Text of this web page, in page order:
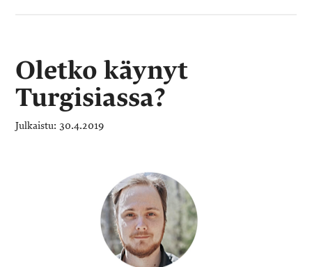
Oletko käynyt
Turgisiassa?
30.4.2019